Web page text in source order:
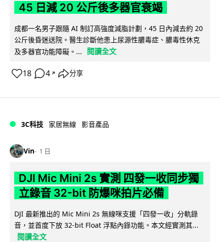
45 日減 20 公斤後多器官衰竭
成都一名男子跟隨 AI 制訂高強度減脂計劃，45 日內減去約 20
公斤後昏迷送院。醫生診斷他患上尿源性膿毒症、膿毒性休克
及多器官功能障礙。...
閱讀全文
18 4 ↗ 分享
3C科技 家居無線 影音產品
Vin 1 日
DJI Mic Mini 2s 實測 四發一收同步獨
立錄音 32-bit 防爆咪拍片必備
DJI 最新推出的 Mic Mini 2s 無線咪支援「四發一收」分軌錄
音，並首度下放 32-bit Float 浮點內錄功能。本文經實測其...
閱讀全文